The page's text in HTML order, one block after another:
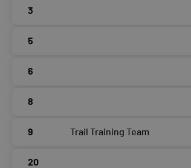
3
5
6
8
9 Trail Training Team
20